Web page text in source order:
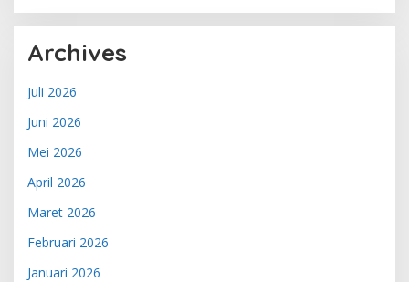
Archives
Juli 2026
Juni 2026
Mei 2026
April 2026
Maret 2026
Februari 2026
Januari 2026